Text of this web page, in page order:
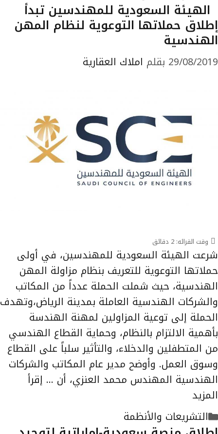
الهيئة السعودية للمهندسين تبدأ
إطلاق حملاتها التوعوية لنظام المهن
الهندسية
29/08/2019 بقلم املاك العقارية
وقت القرائه: 2 دقائق
شرعت الهيئة السعودية للمهندسين، في أولى
حملاتها التوعوية للتعريف بنظام مزاولة المهن
الهندسية، حيث شملت الحملة عدداً من المكاتب
والشركات الهندسية العاملة بمدينة الرياض،وتهدف
الحملة إلى توعية المزاولين لمهنة الهندسة
بأهمية الالتزام بالنظام، وحماية القطاع الهندسي
من المتطفلين والدخلاء، والتأثير سلباً على القطاع
وسوق العمل. وأوضح مدير عام المكاتب والشركات
الهندسية المهندس محمد العنزي، أن … إقرأ
المزيد
التصنيفات
التشريعات والأنظمة